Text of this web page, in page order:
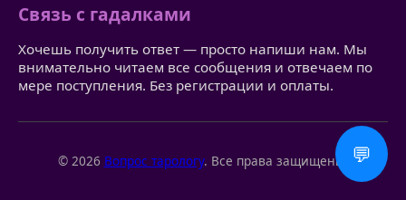
Связь с гадалками
Хочешь получить ответ — просто напиши нам. Мы
внимательно читаем все сообщения и отвечаем по
мере поступления. Без регистрации и оплаты.
© 2026 Вопрос тарологу. Все права защищены. 💬